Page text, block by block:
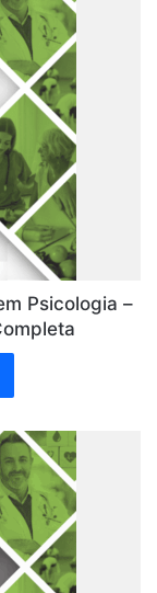
Psicologia –